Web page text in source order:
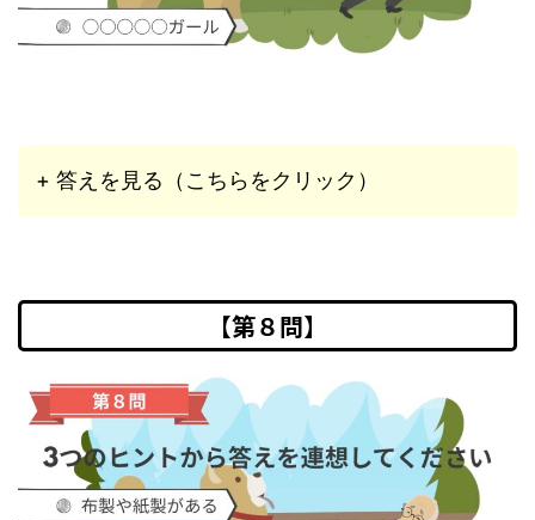
+ 答えを見る（こちらをクリック）
【第８問】